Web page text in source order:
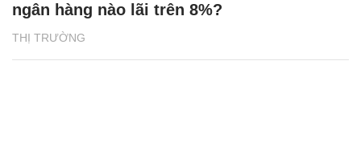
THỊ TRƯỜNG
ngân hàng nào lãi trên 8%?